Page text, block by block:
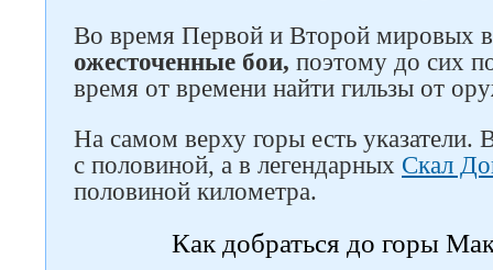
Во время Первой и Второй мировых
ожесточенные бои, поэтому до сих
время от времени найти гильзы от
На самом верху горы есть указатели.
с половиной, а в легендарных Скал
половиной километра.
Как добраться до горы